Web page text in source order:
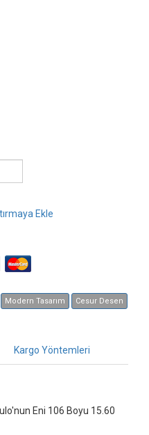
Ekle
Modern Tasarım
Cesur Desen
Kargo Yöntemleri
Eni 106 Boyu 15.60